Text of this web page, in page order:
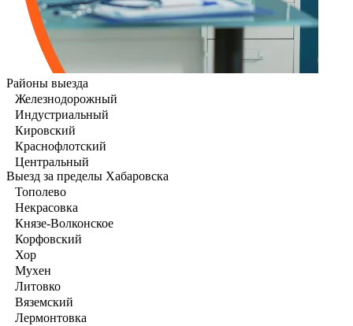
Районы выезда
Железнодорожный
Индустриальный
Кировский
Краснофлотский
Центральный
Выезд за пределы Хабаровска
Тополево
Некрасовка
Князе-Волконское
Корфовский
Хор
Мухен
Литовко
Вяземский
Лермонтовка